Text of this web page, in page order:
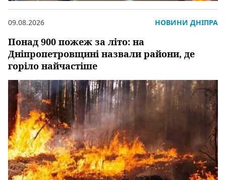
Понад 900 пожеж за літо: на
Дніпропетровщині назвали райони, де
горіло найчастіше
09.08.2026 НОВИНИ ДНІПРА